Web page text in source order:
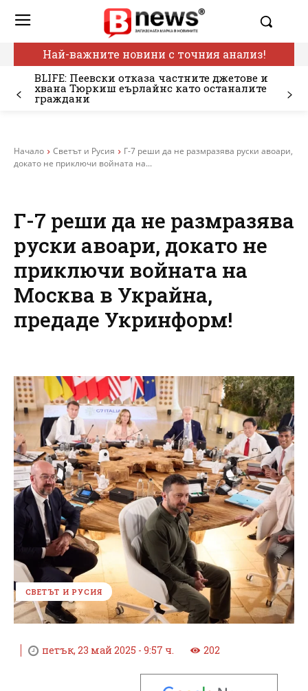
Най-важните новини с точния анализ!
BLIFE: Пеевски отказа частните джетове и
хвана Тюркиш еърлайнс като останалите
граждани
Начало Светът и Русия
Г-7 реши да не размразява руски авоари,
докато не приключи войната на...
Г-7 реши да не размразява
руски авоари, докато не
приключи войната на
Москва в Украйна,
предаде Укринформ!
СВЕТЪТ И РУСИЯ
петък, 23 май 2025 - 9:57 ч. 202